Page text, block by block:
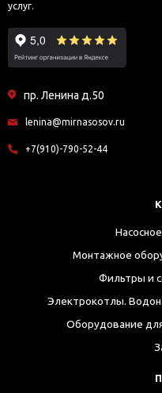
услуг.
пр. Ленина д.50
lenina@mirnasosov.ru
+7(910)-790-52-44
Монтажное
Фильтры и
Электрокотлы.
Оборудование